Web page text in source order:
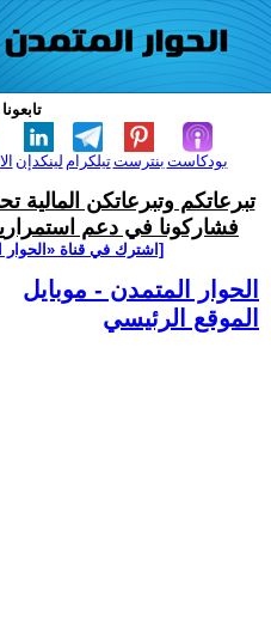
لينكدإن تيلكرامبنترست بودكاست
تبرعاتكم وتبرعاتكن المالية
فشاركونا في دعم
[اشترك في قناة ‫«الحوار
الحوار المتمدن - موبايل
الموقع الرئيسي